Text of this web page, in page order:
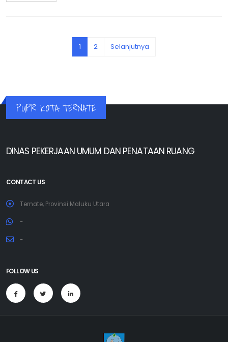
1 (current)
2 Selanjutnya
PUPR KOTA TERNATE
DINAS PEKERJAAN UMUM DAN PENATAAN RUANG
CONTACT US
Ternate, Provinsi Maluku Utara
-
-
FOLLOW US